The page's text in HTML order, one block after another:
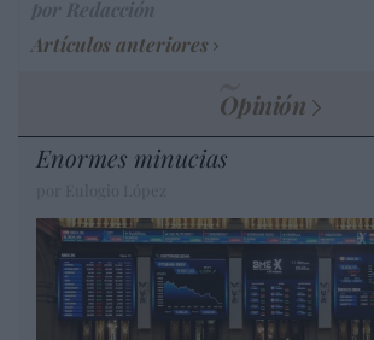
Artículos anteriores
Opinión
Enormes minucias